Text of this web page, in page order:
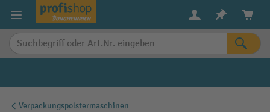
springen
Verpackungspolstermaschinen